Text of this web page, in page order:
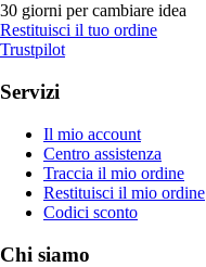
30 giorni per cambiare idea
Restituisci il tuo ordine
Trustpilot
Servizi
Il mio account
Centro assistenza
Traccia il mio ordine
Restituisci il mio ordine
Codici sconto
Chi siamo